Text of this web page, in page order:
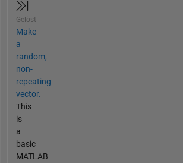
Gelöst
Make
a
random,
non-
repeating
vector.
This
is
a
basic
MATLAB